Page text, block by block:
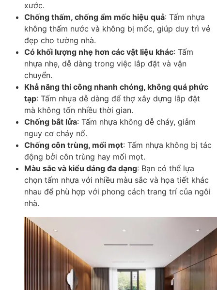
xước.
Chống thấm, chống ẩm mốc hiệu quả: Tấm nhựa
không thấm nước và không bị mốc, giúp duy trì vẻ
đẹp cho tường nhà.
Có khối lượng nhẹ hơn các vật liệu khác: Tấm
nhựa nhẹ, dễ dàng trong việc lắp đặt và vận
chuyển.
Khả năng thi công nhanh chóng, không quá phức
tạp: Tấm nhựa dễ dàng để thợ xây dựng lắp đặt
mà không tốn nhiều thời gian.
Chống bắt lửa: Tấm nhựa không dễ cháy, giảm
nguy cơ cháy nổ.
Chống côn trùng, mối mọt: Tấm nhựa không bị tác
động bởi côn trùng hay mối mọt.
Màu sắc và kiểu dáng đa dạng: Bạn có thể lựa
chọn tấm nhựa với nhiều màu sắc và họa tiết khác
nhau để phù hợp với phong cách trang trí của ngôi
nhà.